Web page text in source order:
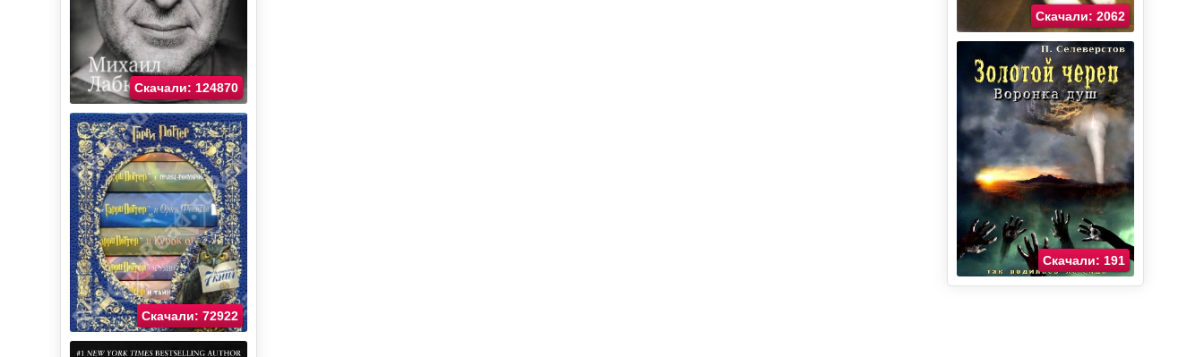
Скачали: 124870
Скачали: 72922
Скачали: 2062
Скачали: 191